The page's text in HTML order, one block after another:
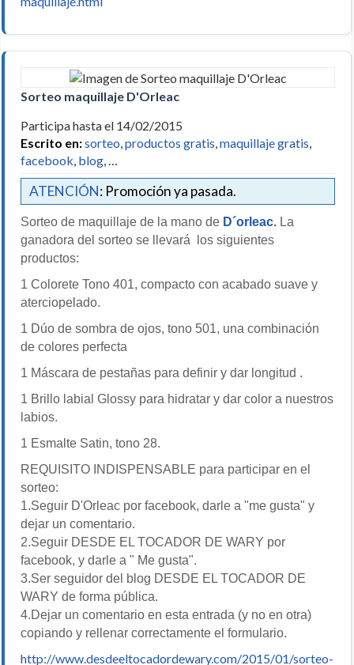
Sorteo maquillaje D'Orleac
Participa hasta el 14/02/2015
Escrito en:sorteo productos gratis maquillaje gratis
facebook blog
ATENCIÓN: Promoción ya pasada.
Sorteo de maquillaje de la mano de D´orleac. La
ganadora del sorteo se llevará los siguientes
productos:
1 Colorete Tono 401, compacto con acabado suave y
aterciopelado.
1 Dúo de sombra de ojos, tono 501, una combinación
de colores perfecta
1 Máscara de pestañas para definir y dar longitud .
1 Brillo labial Glossy para hidratar y dar color a nuestros
labios.
1 Esmalte Satin, tono 28.
REQUISITO INDISPENSABLE para participar en el
sorteo:
1.Seguir D'Orleac por facebook, darle a "me gusta" y
dejar un comentario.
2.Seguir DESDE EL TOCADOR DE WARY por
facebook, y darle a " Me gusta".
3.Ser seguidor del blog DESDE EL TOCADOR DE
WARY de forma pública.
4.Dejar un comentario en esta entrada (y no en otra)
copiando y rellenar correctamente el formulario.
http://www.desdeeltocadordewary.com/2015/01/sorteo-